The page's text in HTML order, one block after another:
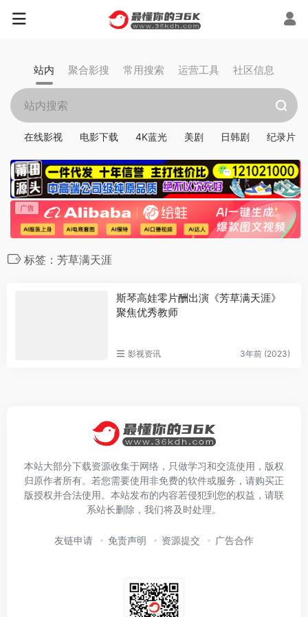
站内 聚合影搜 常用搜索 运营工具 社区信息
在线影视 电影下载 4K蓝光 美剧 日韩剧 纪录片
标签：芳草满天涯
斯琴高娃零片酬出演《芳草满天涯》
聚焦优秀教师
影视资讯 3年前 (2023)
本站大部分下载资源收集于网络，只做学习和交流使用，版权
归原作者所有。若您需要使用非免费的软件或服务，请购买正
版授权并合法使用。本站发布的内容若侵犯到您的权益，请联
系站长删除，我们将及时处理。
友链申请 免责声明 资源提交 广告合作